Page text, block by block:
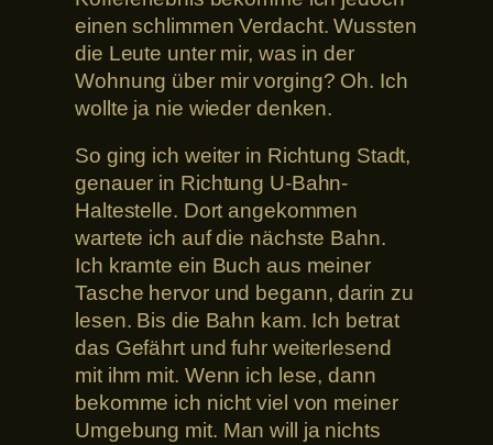
einen schlimmen Verdacht. Wussten
die Leute unter mir, was in der
Wohnung über mir vorging? Oh. Ich
wollte ja nie wieder denken.
So ging ich weiter in Richtung Stadt,
genauer in Richtung U-Bahn-
Haltestelle. Dort angekommen
wartete ich auf die nächste Bahn.
Ich kramte ein Buch aus meiner
Tasche hervor und begann, darin zu
lesen. Bis die Bahn kam. Ich betrat
das Gefährt und fuhr weiterlesend
mit ihm mit. Wenn ich lese, dann
bekomme ich nicht viel von meiner
Umgebung mit. Man will ja nichts